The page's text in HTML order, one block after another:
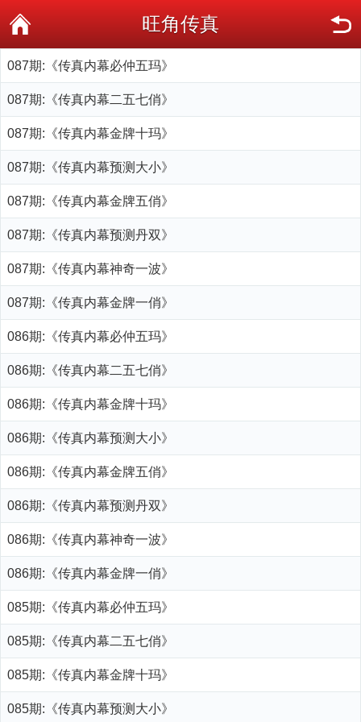
旺角传真
087期:《传真内幕必仲五玛》
087期:《传真内幕二五七俏》
087期:《传真内幕金牌十玛》
087期:《传真内幕预测大小》
087期:《传真内幕金牌五俏》
087期:《传真内幕预测丹双》
087期:《传真内幕神奇一波》
087期:《传真内幕金牌一俏》
086期:《传真内幕必仲五玛》
086期:《传真内幕二五七俏》
086期:《传真内幕金牌十玛》
086期:《传真内幕预测大小》
086期:《传真内幕金牌五俏》
086期:《传真内幕预测丹双》
086期:《传真内幕神奇一波》
086期:《传真内幕金牌一俏》
085期:《传真内幕必仲五玛》
085期:《传真内幕二五七俏》
085期:《传真内幕金牌十玛》
085期:《传真内幕预测大小》